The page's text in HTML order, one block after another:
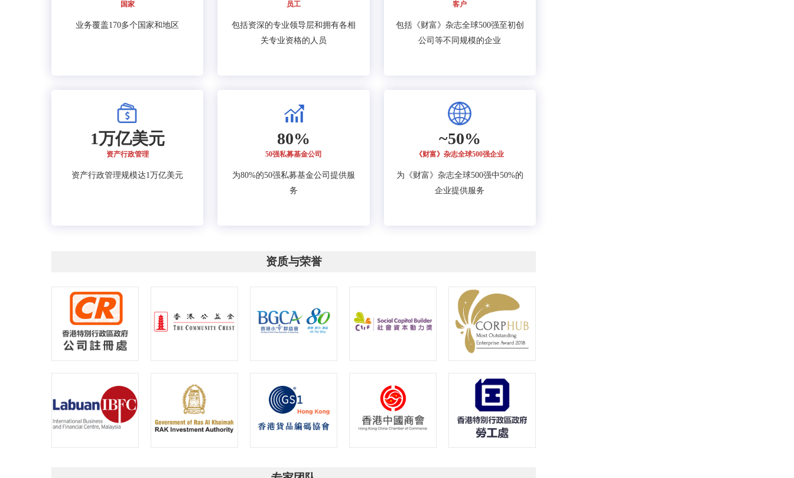
国家
业务覆盖170多个国家和地区
员工
包括资深的专业领导层和拥有各相
关专业资格的人员
客户
包括《财富》杂志全球500强至初创
公司等不同规模的企业
1万亿美元
资产行政管理
资产行政管理规模达1万亿美元
80%
50强私募基金公司
为80%的50强私募基金公司提供服
务
~50%
《财富》杂志全球500强企业
为《财富》杂志全球500强中50%的
企业提供服务
资质与荣誉